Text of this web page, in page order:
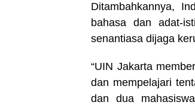
Ditambahkannya,
bahasa dan adat-
senantiasa dijaga
“UIN Jakarta
dan mempelajari
dan dua